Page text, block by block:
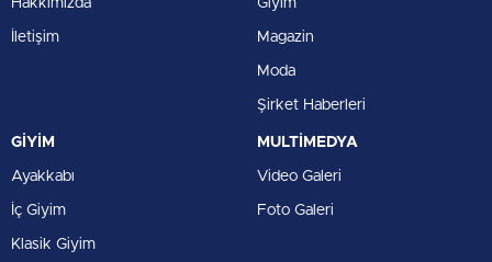
Hakkımızda
İletişim
Giyim
Magazin
Moda
Şirket Haberleri
GİYİM
Ayakkabı
İç Giyim
Klasik Giyim
MULTİMEDYA
Video Galeri
Foto Galeri